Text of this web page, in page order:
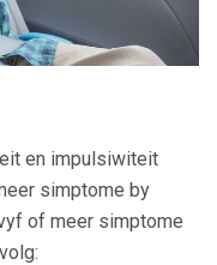
en impulsiwiteit
simptome by
of meer simptome